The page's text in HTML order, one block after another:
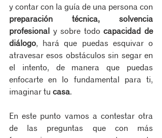
preparación técnica, solvencia
profesional y sobre todo capacidad de
diálogo, hará que puedas esquivar o
atravesar esos obstáculos sin segar en
el intento, de manera que puedas
enfocarte en lo fundamental para ti,
imaginar tu casa.
En este punto vamos a contestar otra
de las preguntas que con más